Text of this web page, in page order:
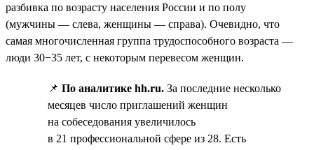
разбивка по возрасту населения России и по полу
(мужчины — слева, женщины — справа). Очевидно, что
самая многочисленная группа трудоспособного возраста —
люди 30−35 лет, с некоторым перевесом женщин.
📌 По аналитике hh.ru. За последние несколько
месяцев число приглашений женщин
на собеседования увеличилось
в 21 профессиональной сфере из 28. Есть